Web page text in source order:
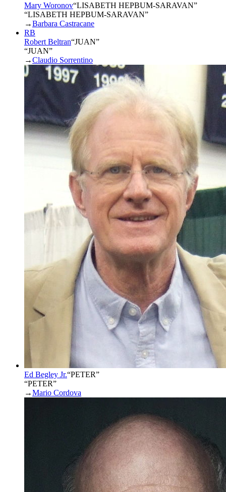
Mary Woronov“LISABETH HEPBUM-SARAVAN”
“LISABETH HEPBUM-SARAVAN”
→Barbara Castracane
RB
Robert Beltran“JUAN”
“JUAN”
→Claudio Sorrentino
Ed Begley Jr.“PETER”
“PETER”
→Mario Cordova